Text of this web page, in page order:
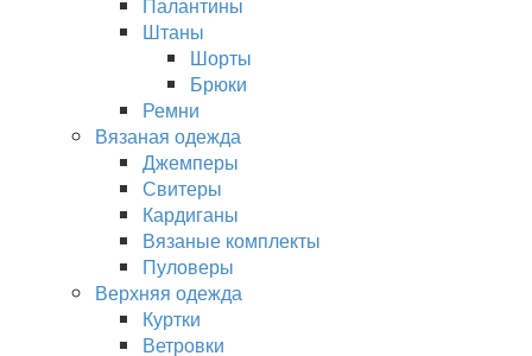
Штаны
Шорты
Брюки
Ремни
Вязаная одежда
Джемперы
Свитеры
Кардиганы
Вязаные комплекты
Пуловеры
Верхняя одежда
Куртки
Ветровки